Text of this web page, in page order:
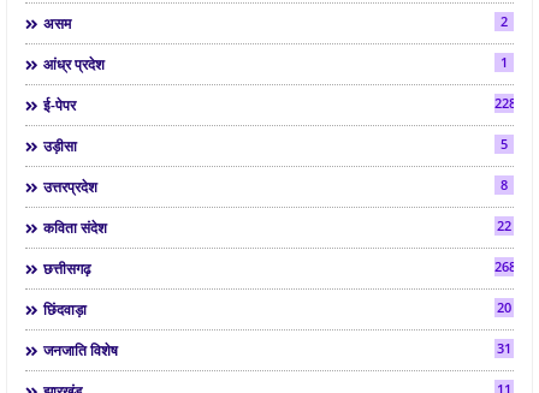
असम 2
आंध्र प्रदेश 1
ई-पेपर 2286
उड़ीसा 5
उत्तरप्रदेश 8
कविता संदेश 22
छत्तीसगढ़ 268
छिंदवाड़ा 20
जनजाति विशेष 31
11